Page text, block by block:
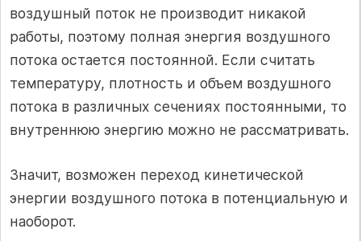
воздушный поток не производит никакой
работы, поэтому полная энергия воздушного
потока остается постоянной. Если считать
температуру, плотность и объем воздушного
потока в различных сечениях постоянными, то
внутреннюю энергию можно не рассматривать.
Значит, возможен переход кинетической
энергии воздушного потока в потенциальную и
наоборот.